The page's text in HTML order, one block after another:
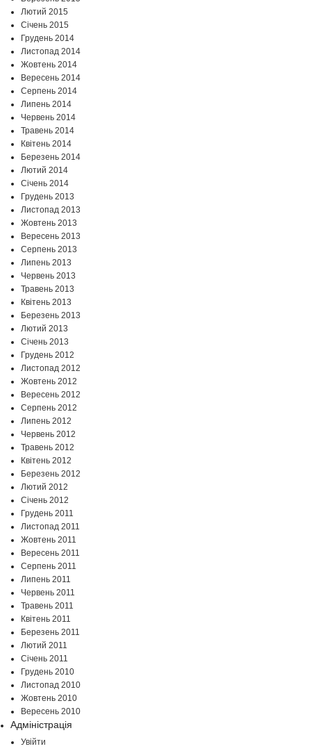
Лютий 2015
Січень 2015
Грудень 2014
Листопад 2014
Жовтень 2014
Вересень 2014
Серпень 2014
Липень 2014
Червень 2014
Травень 2014
Квітень 2014
Березень 2014
Лютий 2014
Січень 2014
Грудень 2013
Листопад 2013
Жовтень 2013
Вересень 2013
Серпень 2013
Липень 2013
Червень 2013
Травень 2013
Квітень 2013
Березень 2013
Лютий 2013
Січень 2013
Грудень 2012
Листопад 2012
Жовтень 2012
Вересень 2012
Серпень 2012
Липень 2012
Червень 2012
Травень 2012
Квітень 2012
Березень 2012
Лютий 2012
Січень 2012
Грудень 2011
Листопад 2011
Жовтень 2011
Вересень 2011
Серпень 2011
Липень 2011
Червень 2011
Травень 2011
Квітень 2011
Березень 2011
Лютий 2011
Січень 2011
Грудень 2010
Листопад 2010
Жовтень 2010
Вересень 2010
Адміністрація
Увійти